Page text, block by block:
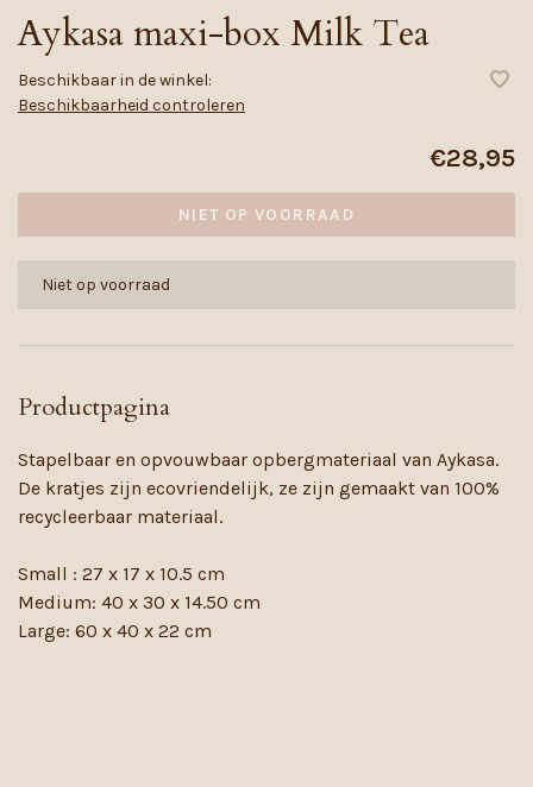
Aykasa maxi-box Milk Tea
Beschikbaar in de winkel:
Beschikbaarheid controleren
€28,95
NIET OP VOORRAAD
Niet op voorraad
Productpagina
Stapelbaar en opvouwbaar opbergmateriaal van Aykasa.
De kratjes zijn ecovriendelijk, ze zijn gemaakt van 100%
recycleerbaar materiaal.
Small : 27 x 17 x 10.5 cm
Medium: 40 x 30 x 14.50 cm
Large: 60 x 40 x 22 cm